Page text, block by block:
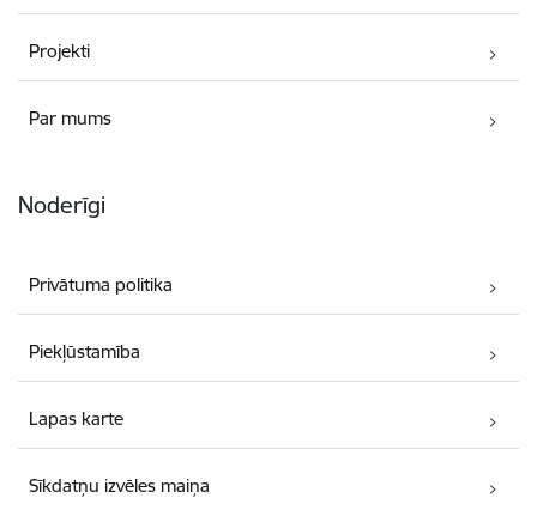
Projekti
Par mums
Noderīgi
Privātuma politika
Piekļūstamība
Lapas karte
Sīkdatņu izvēles maiņa